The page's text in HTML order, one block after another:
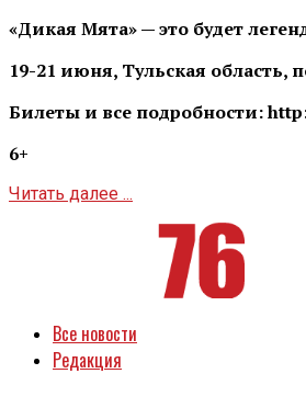
«Дикая Мята» — это будет
19-21 июня, Тульская область,
Билеты и все подробности:
6+
Читать далее ...
Все новости
Редакция